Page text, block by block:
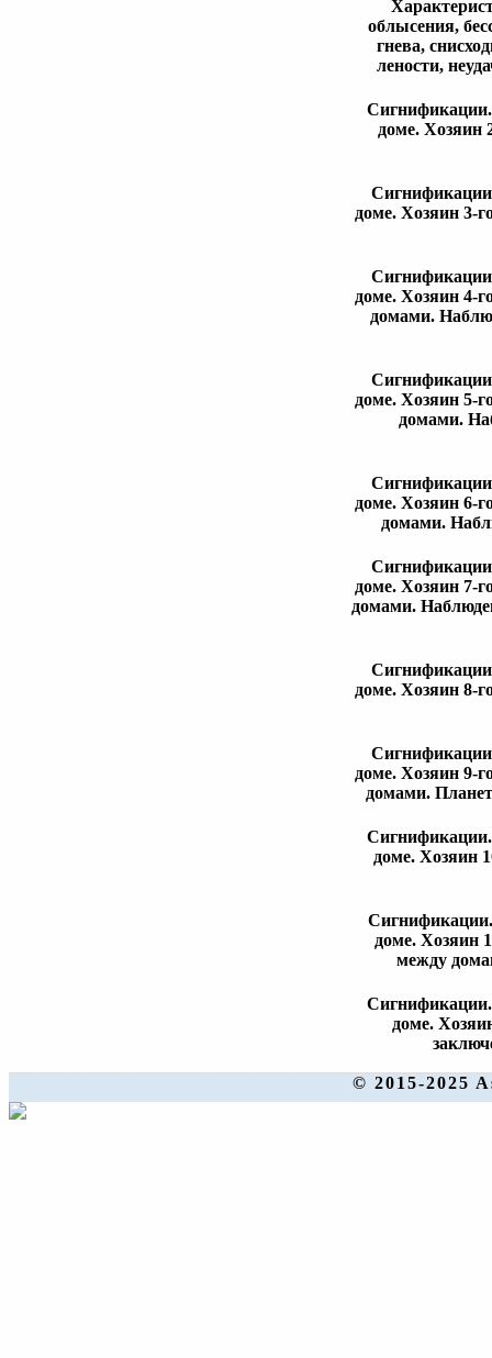
облысения,
гнева,
лености,
Сигнификации.
доме. Хозяин
доме. Хозяин 3-
доме. Хозяин 4-
домами.
доме. Хозяин 5-
домами.
доме. Хозяин 6-
домами.
доме. Хозяин 7-
домами.
доме. Хозяин 8-
доме. Хозяин 9-
домами.
Сигнификации.
доме. Хозяин
Сигнификации.
доме. Хозяин
между
Сигнификации.
доме.
© 2015-2025